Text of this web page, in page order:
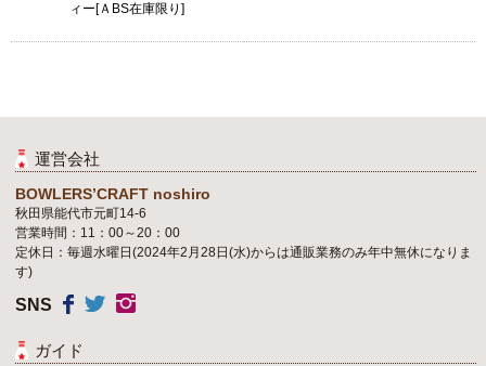
ィー[ＡBS在庫限り]
運営会社
BOWLERS’CRAFT noshiro
秋田県能代市元町14-6
営業時間：11：00～20：00
定休日：毎週水曜日(2024年2月28日(水)からは通販業務のみ年中無休になりま
す)
SNS
ガイド